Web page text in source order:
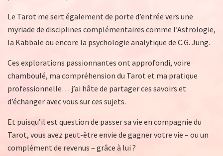
Le Tarot me sert également de porte d’entrée vers une
myriade de disciplines complémentaires comme l’Astrologie,
la Kabbale ou encore la psychologie analytique de C.G. Jung.
Ces explorations passionnantes ont approfondi, voire
chamboulé, ma compréhension du Tarot et ma pratique
professionnelle… j’ai hâte de partager ces savoirs et
d’échanger avec vous sur ces sujets.
Et puisqu’il est question de passer sa vie en compagnie du
Tarot, vous avez peut-être envie de gagner votre vie – ou un
complément de revenus – grâce à lui ?